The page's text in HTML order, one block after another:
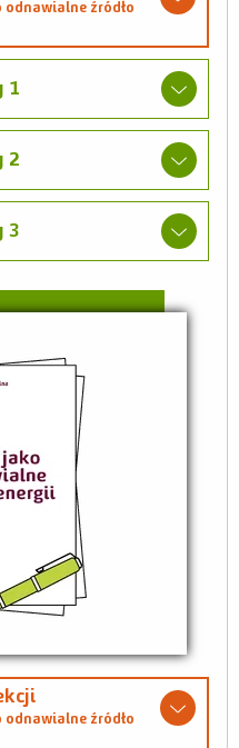
odnawialne źródło
1
2
3
źródło